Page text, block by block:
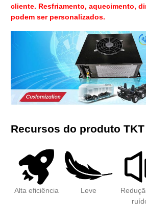
cliente. Resfriamento, aquecimento,
podem ser personalizados.
Recursos do produto TKT
Alta eficiência Leve